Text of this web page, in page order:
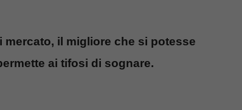
il migliore che si potesse
ai tifosi di sognare.